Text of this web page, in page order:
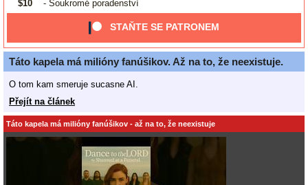
$10
- Soukromé poradenství
STAŇTE SE PATRONEM
Táto kapela má milióny fanúšikov. Až na to, že neexistuje.
O tom kam smeruje sucasne AI.
Přejít na článek
Táto kapela má milióny fanúšikov - až na to, že neexistuje